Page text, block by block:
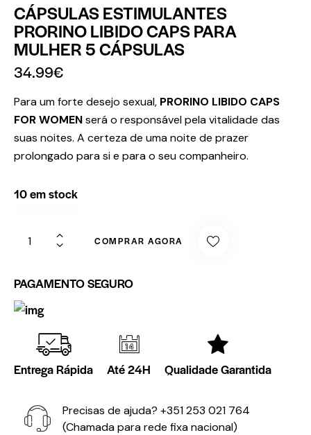
CÁPSULAS ESTIMULANTES
PRORINO LIBIDO CAPS PARA
MULHER 5 CÁPSULAS
34.99€
Para um forte desejo sexual, PRORINO LIBIDO CAPS
FOR WOMENserá o responsável pela vitalidade das
suas noites. A certeza de uma noite de prazer
prolongado para si e para o seu companheiro.
10 em stock
COMPRAR AGORA
PAGAMENTO SEGURO
Entrega Rápida Até 24H Qualidade Garantida
Precisas de ajuda? +351 253 021 764
(Chamada para rede fixa nacional)